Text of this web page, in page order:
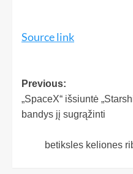
Source link
Previous:
„SpaceX“ išsiuntė
bandys jį sugrąžinti
betiksles keliones